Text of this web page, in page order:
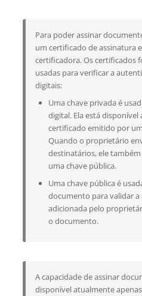
Para poder assinar
um certificado de assinatura
certificadora. Os certificados
usadas para verificar a
digitais:
Uma chave privada é
digital. Ela está
certificado emitido por
Quando o proprietário
destinatários, ele
uma chave pública.
Uma chave pública é
documento para validar
adicionada pelo
o documento.
A capacidade de assinar
disponível atualmente